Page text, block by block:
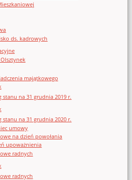
ds. kadrowych
majątkowego
stanu na 31 grudnia 2019 r.
stanu na 31 grudnia 2020 r.
umowy
na dzień powołania
upoważnienia
radnych
radnych